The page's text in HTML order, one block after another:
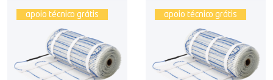
apoio técnico grátis apoio técnico grátis